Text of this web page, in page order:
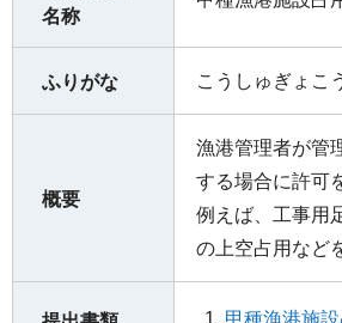
名称
ふりがな こうしゅぎょこ
概要
漁港管理者が管
する場合に許可
例えば、工事用
の上空占用など
甲種漁港施